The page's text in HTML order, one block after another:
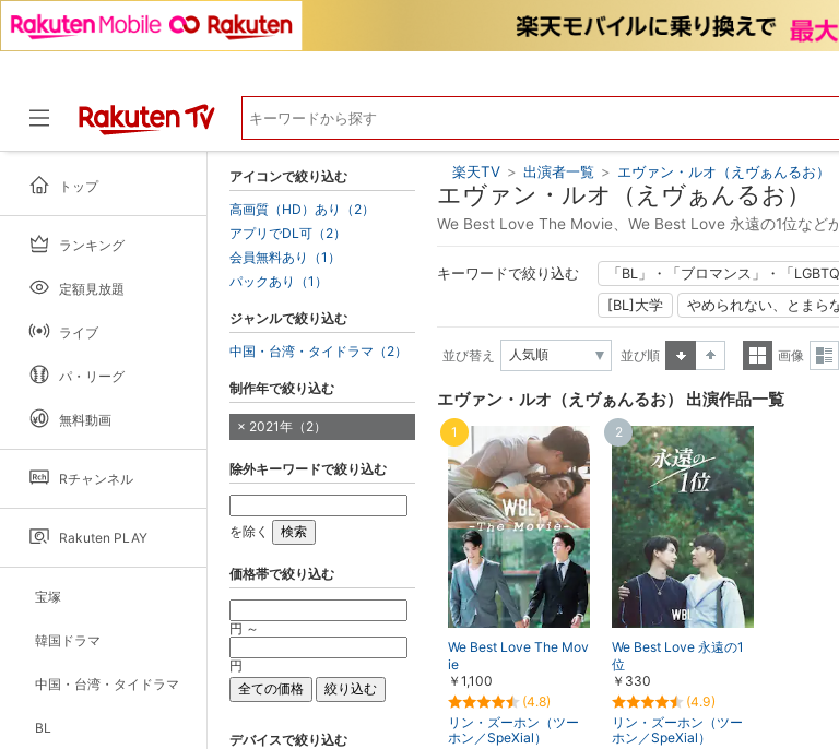
トップ
ランキング
定額見放題
ライブ
パ・リーグ
無料動画
Rチャンネル
Rakuten PLAY
宝塚
韓国ドラマ
中国・台湾・タイドラマ
BL
楽天TV > 出演者一覧 > エヴァン・ルオ（えヴぁんるお）
エヴァン・ルオ（えヴぁんるお）
We Best Love The Movie、We Best Love 永遠の1位など
キーワードで絞り込む 「BL」・「ブロマンス」・「
[BL]大学
やめられない、とまら
並び替え
並び順
表示
画像
エヴァン・ルオ（えヴぁんるお） 出演作品一覧
We Best Love The Mov
ie
￥1,100
(4.8)
リン・ズーホン（ツー
ホン／SpeXial）
1
We Best Love 永遠の1
位
￥330
(4.9)
リン・ズーホン（ツー
ホン／SpeXial）
2
アイコンで絞り込む
高画質（HD）あり（2）
アプリでDL可（2）
会員無料あり（1）
パックあり（1）
ジャンルで絞り込む
中国・台湾・タイドラマ（2）
制作年で絞り込む
2021年（2）
除外キーワードで絞り込む
を除く
価格帯で絞り込む
円 ～
円
デバイスで絞り込む